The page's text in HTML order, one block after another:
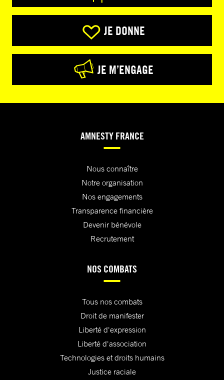
JE DONNE
JE M’ENGAGE
AMNESTY FRANCE
Nous connaître
Notre organisation
Nos engagements
Transparence financière
Devenir bénévole
Recrutement
NOS COMBATS
Tous nos combats
Droit de manifester
Liberté d'expression
Liberté d'association
Technologies et droits humains
Justice raciale